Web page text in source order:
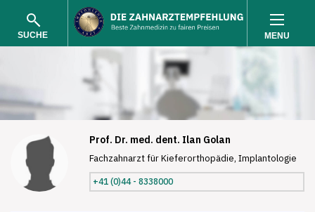
SUCHE
SUCHEN
MENU
Prof. Dr. med. dent. Ilan Golan
Fachzahnarzt für Kieferorthopädie, Implantologie
+41 (0)44 - 8338000